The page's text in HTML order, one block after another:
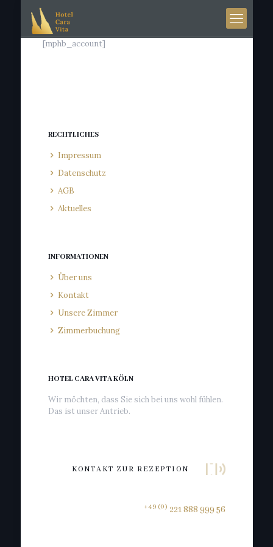
[mphb_account]
RECHTLICHES
Impressum
Datenschutz
AGB
Aktuelles
INFORMATIONEN
Über uns
Kontakt
Unsere Zimmer
Zimmerbuchung
HOTEL CARA VITA KÖLN
Wir möchten, dass Sie sich bei uns wohl fühlen.
Das ist unser Antrieb.
KONTAKT ZUR REZEPTION
+49 (0) 221 888 999 56